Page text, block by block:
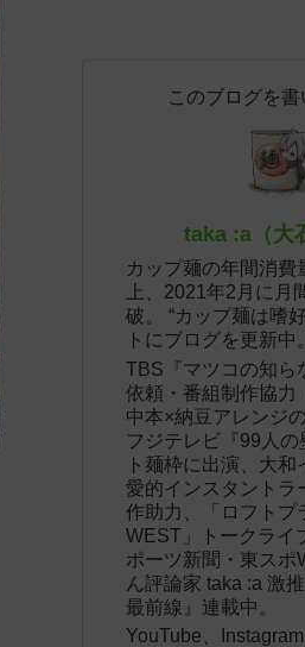
このブログを書
taka :a（大
カップ麺の年間消費
上、2021年2月に月
破。 “カップ麺は嗜
トにブログを更新中。
TBS『マツコの知ら
依頼・番組制作協力
中本×納豆アレンジ
フジテレビ『99人
ト麺枠に出演、大
愛的インスタントラ
作助力、「ロフトプ
WEST」トークライ
ポーツ新聞・東スポ
ん評論家 taka :a 激
最前線』連載中。
YouTube、